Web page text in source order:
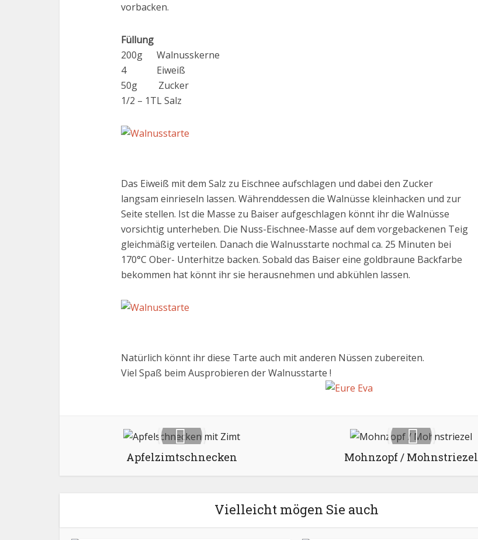
vorbacken.
Füllung
200g Walnusskerne
4 Eiweiß
50g Zucker
1/2 – 1TL Salz
Das Eiweiß mit dem Salz zu Eischnee aufschlagen und dabei den Zucker
langsam einrieseln lassen. Währenddessen die Walnüsse kleinhacken und zur
Seite stellen. Ist die Masse zu Baiser aufgeschlagen könnt ihr die Walnüsse
vorsichtig unterheben. Die Nuss-Eischnee-Masse auf dem vorgebackenen Teig
gleichmäßig verteilen. Danach die Walnusstarte nochmal ca. 25 Minuten bei
170°C Ober- Unterhitze backen. Sobald das Baiser eine goldbraune Backfarbe
bekommen hat könnt ihr sie herausnehmen und abkühlen lassen.
Natürlich könnt ihr diese Tarte auch mit anderen Nüssen zubereiten.
Viel Spaß beim Ausprobieren der Walnusstarte !
Apfelzimtschnecken Mohnzopf / Mohnstriezel
Vielleicht mögen Sie auch